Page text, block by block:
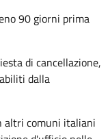
90 giorni prima
di cancellazione,
dalla
altri comuni italiani